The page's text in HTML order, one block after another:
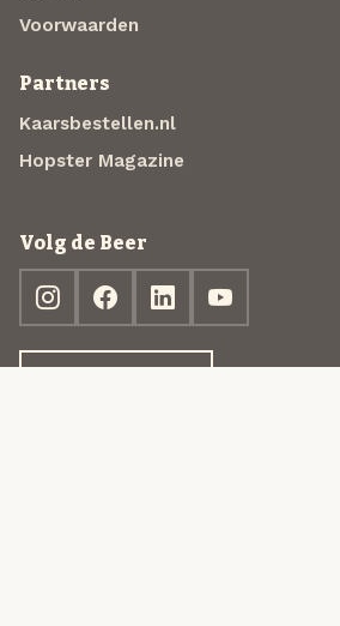
Voorwaarden
Partners
Kaarsbestellen.nl
Hopster Magazine
Volg de Beer